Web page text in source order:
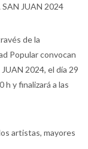
JUAN 2024
de la
Popular convocan
2024, el día 29
h y finalizará a las
artistas, mayores